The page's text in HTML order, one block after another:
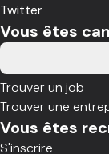
Twitter
Vous êtes
Trouver un job
Trouver une
Vous êtes
S'inscrire